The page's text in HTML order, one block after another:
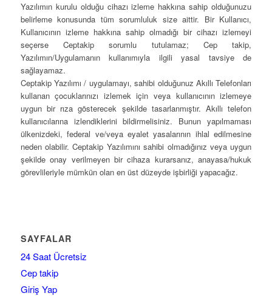
Yazılımın kurulu olduğu cihazı izleme hakkına sahip olduğunuzu
belirleme konusunda tüm sorumluluk size aittir. Bir Kullanıcı,
Kullanıcının izleme hakkına sahip olmadığı bir cihazı izlemeyi
seçerse Ceptakip sorumlu tutulamaz; Cep takip,
Yazılımın/Uygulamanın kullanımıyla ilgili yasal tavsiye de
sağlayamaz.
Ceptakip Yazılımı / uygulamayı, sahibi olduğunuz Akıllı Telefonları
kullanan çocuklarınızı izlemek için veya kullanıcının izlemeye
uygun bir rıza gösterecek şekilde tasarlanmıştır. Akıllı telefon
kullanıcılarına izlendiklerini bildirmelisiniz. Bunun yapılmaması
ülkenizdeki, federal ve/veya eyalet yasalarının ihlal edilmesine
neden olabilir. Ceptakip Yazılımını sahibi olmadığınız veya uygun
şekilde onay verilmeyen bir cihaza kurarsanız, anayasa/hukuk
görevlileriyle mümkün olan en üst düzeyde işbirliği yapacağız.
SAYFALAR
24 Saat Ücretsiz
Cep takip
Giriş Yap